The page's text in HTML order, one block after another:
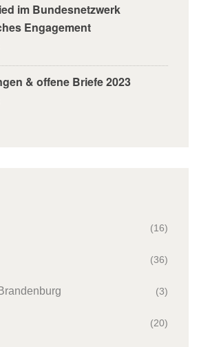
im Bundesnetzwerk
Engagement
& offene Briefe 2023
(16)
(36)
(3)
(20)